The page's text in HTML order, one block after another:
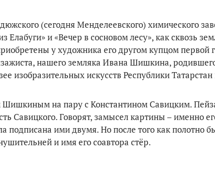
(сегодня Менделеевского) химического
и «Вечер в сосновом лесу», как сквозь
у художника его другом купцом первой
нашего земляка Ивана Шишкина,
изобразительных искусств Республики
Шишкиным на пару с Константином Савицким.
Савицкого. Говорят, замысел картины – именно
подписана ими двумя. Но после того как полотно
и имя его соавтора стёр.